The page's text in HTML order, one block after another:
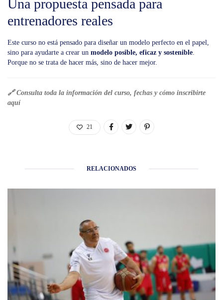
Una propuesta pensada para
entrenadores reales
Este curso no está pensado para diseñar un modelo perfecto en el papel,
sino para ayudarte a crear un modelo posible, eficaz y sostenible
Porque no se trata de hacer más, sino de hacer mejor.
🔗 Consulta toda la información del curso, fechas y cómo inscribirte
aquí
21
RELACIONADOS